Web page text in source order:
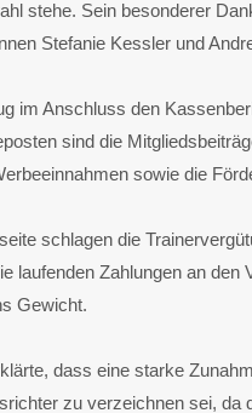
stehe. Sein besonderer
Stefanie Kessler und
im Anschluss den
sind die
sowie die
schlagen die
laufenden Zahlungen an den
Gewicht.
dass eine starke
zu verzeichnen sei, da